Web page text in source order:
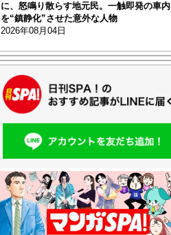
に、怒鳴り散らす地元民。一触即発の車内
を“鎮静化”させた意外な人物
2026年08月04日